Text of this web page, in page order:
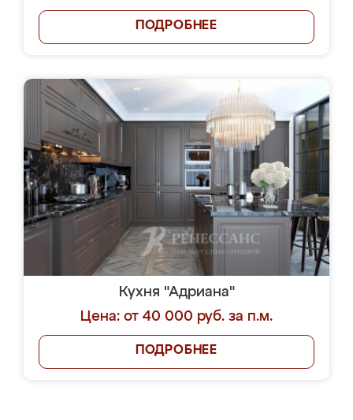
ПОДРОБНЕЕ
Кухня "Адриана"
Цена: от 40 000 руб. за п.м.
ПОДРОБНЕЕ